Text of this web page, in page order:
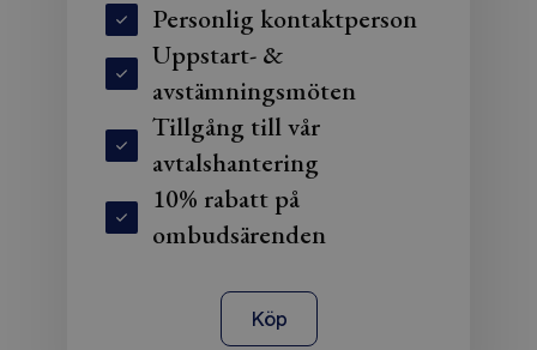
Personlig kontaktperson
Uppstart- &
avstämningsmöten
Tillgång till vår
avtalshantering
10% rabatt på
ombudsärenden
Köp